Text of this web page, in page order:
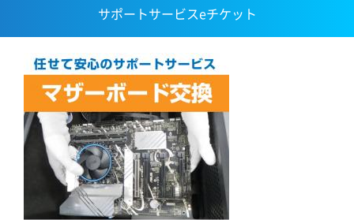
サポートサービスeチケット